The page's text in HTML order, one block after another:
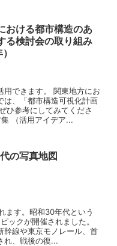
おける都市構造のあ
る検討会の取り組み
用できます。 関東地方にお
は、「都市構造可視化計画
ひ参考にしてみてくださ
（活用アイデア...
の写真地図
ます。昭和30年代という
ックが開催されました。
幹線や東京モノレール、首
れ、戦後の復...